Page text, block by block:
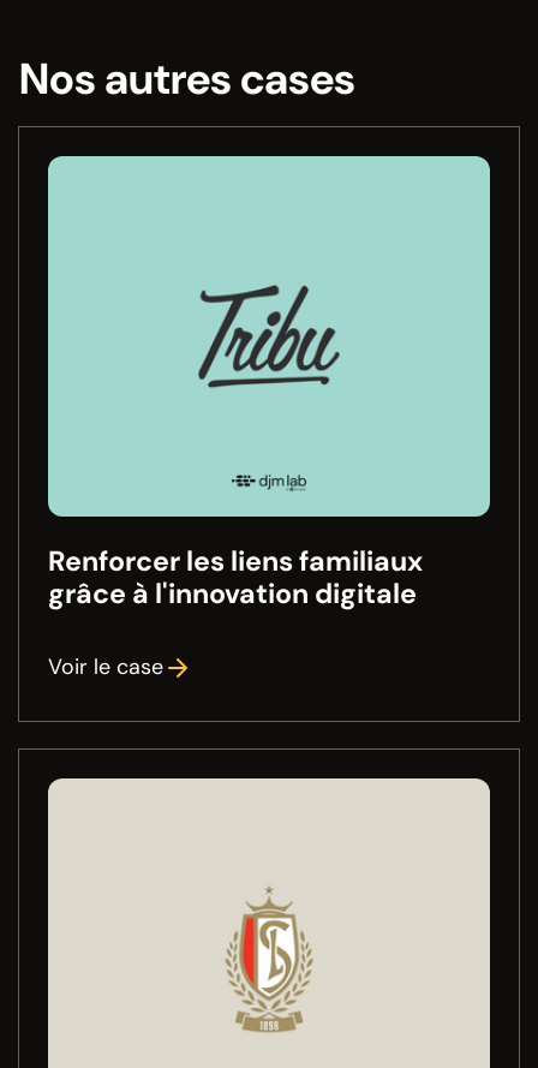
Nos autres cases
Renforcer les liens familiaux
grâce à l'innovation digitale
Voir le case